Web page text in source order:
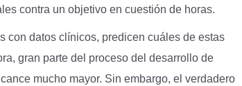
contra un objetivo en cuestión de horas.
con datos clínicos, predicen cuáles de estas
gran parte del proceso del desarrollo de
mucho mayor. Sin embargo, el verdadero